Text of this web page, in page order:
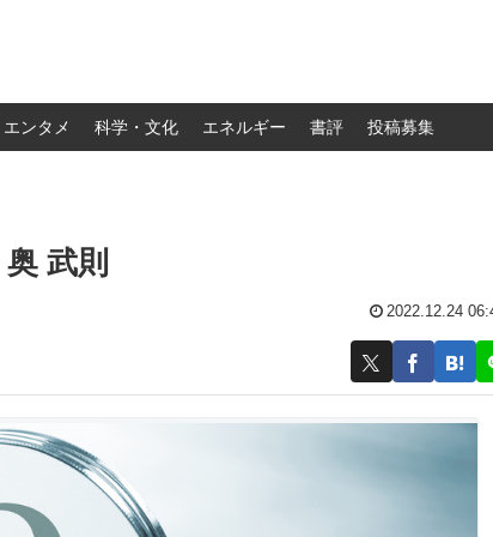
エンタメ 科学・文化 エネルギー 書評 投稿募集
武則
2022.12.24